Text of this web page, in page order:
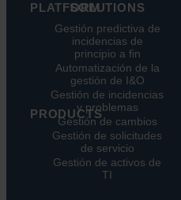
PLATFORM
Características
principales
Beneficios
Integraciones
PRODUCTS
ITSM:
Service
SOLUTIONS
Gestión predictiva de
incidencias de
principio a fin
Automatización de la
gestión de I&O
Gestión de incidencias
y problemas
Gestión de cambios
Gestión de solicitudes
de servicio
Gestión de activos de
TI